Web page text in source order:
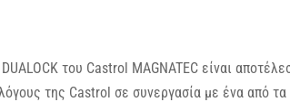
του Castrol MAGNATEC είναι
της Castrol σε συνεργασία με ένα από τα